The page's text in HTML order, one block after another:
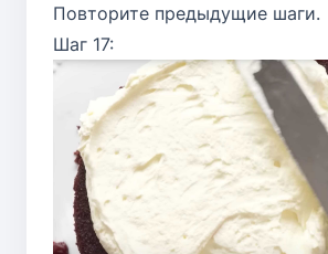
Повторите предыдущие шаги.
Шаг 17: